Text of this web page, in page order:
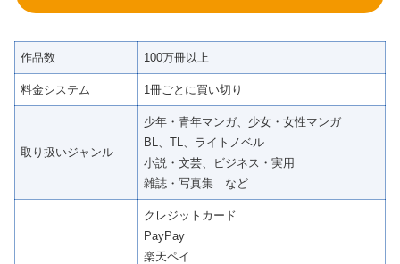
作品数 100万冊以上
料金システム 1冊ごとに買い切り
取り扱いジャンル
少年・青年マンガ、少女・女性マンガ
BL、TL、ライトノベル
小説・文芸、ビジネス・実用
雑誌・写真集 など
クレジットカード
PayPay
楽天ペイ